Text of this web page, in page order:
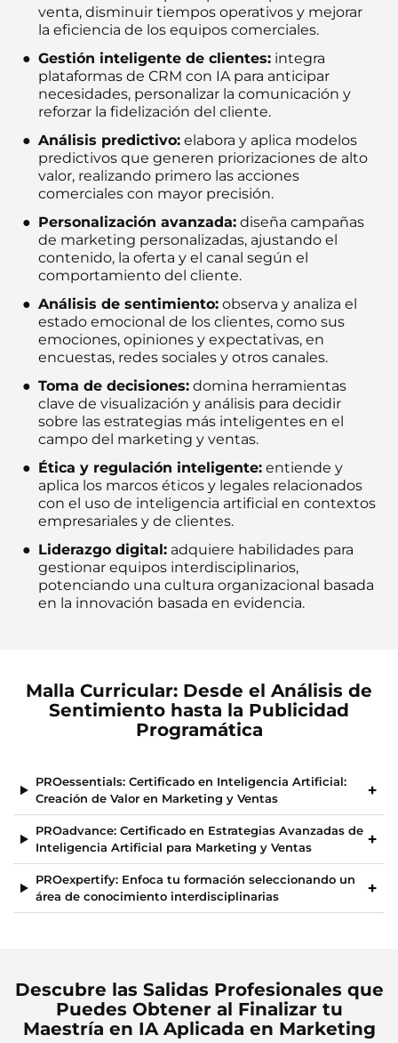
venta, disminuir tiempos operativos y mejorar
la eficiencia de los equipos comerciales.
Gestión inteligente de clientes: integra
plataformas de CRM con IA para anticipar
necesidades, personalizar la comunicación y
reforzar la fidelización del cliente.
Análisis predictivo: elabora y aplica modelos
predictivos que generen priorizaciones de alto
valor, realizando primero las acciones
comerciales con mayor precisión.
Personalización avanzada: diseña campañas
de marketing personalizadas, ajustando el
contenido, la oferta y el canal según el
comportamiento del cliente.
Análisis de sentimiento: observa y analiza el
estado emocional de los clientes, como sus
emociones, opiniones y expectativas, en
encuestas, redes sociales y otros canales.
Toma de decisiones: domina herramientas
clave de visualización y análisis para decidir
sobre las estrategias más inteligentes en el
campo del marketing y ventas.
Ética y regulación inteligente: entiende y
aplica los marcos éticos y legales relacionados
con el uso de inteligencia artificial en contextos
empresariales y de clientes.
Liderazgo digital: adquiere habilidades para
gestionar equipos interdisciplinarios,
potenciando una cultura organizacional basada
en la innovación basada en evidencia.
Malla Curricular: Desde el Análisis de
Sentimiento hasta la Publicidad
Programática
PROessentials: Certificado en Inteligencia Artificial:
Creación de Valor en Marketing y Ventas
PROadvance: Certificado en Estrategias Avanzadas de
Inteligencia Artificial para Marketing y Ventas
PROexpertify: Enfoca tu formación seleccionando un
área de conocimiento interdisciplinarias
Descubre las Salidas Profesionales que
Puedes Obtener al Finalizar tu
Maestría en IA Aplicada en Marketing